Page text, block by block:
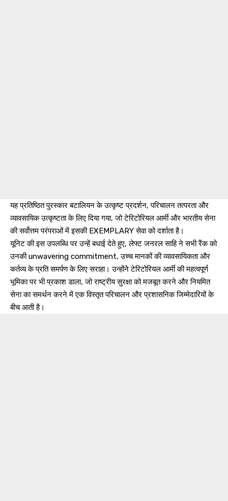
यह प्रतिष्ठित पुरस्कार बटालियन के उत्कृष्ट प्रदर्शन, परिचालन तत्परता और
व्यावसायिक उत्कृष्टता के लिए दिया गया, जो टेरिटोरियल आर्मी और भारतीय सेना
की सर्वोत्तम परंपराओं में इसकी EXEMPLARY सेवा को दर्शाता है।
यूनिट की इस उपलब्धि पर उन्हें बधाई देते हुए, लेफ्ट जनरल साहि ने सभी रैंक को
उनकी unwavering commitment, उच्च मानकों की व्यावसायिकता और
कर्तव्य के प्रति समर्पण के लिए सराहा। उन्होंने टेरिटोरियल आर्मी की महत्वपूर्ण
भूमिका पर भी प्रकाश डाला, जो राष्ट्रीय सुरक्षा को मजबूत करने और नियमित
सेना का समर्थन करने में एक विस्तृत परिचालन और प्रशासनिक जिम्मेदारियों के
बीच आती है।